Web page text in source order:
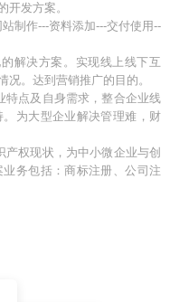
开发方案。
制作---资料添加---交付使用--
解决方案。实现线上线下互
。达到营销推广的目的。
特点及自身需求，整合企业线
。为大型企业解决管理难，财
权现状，为中小微企业与创
务包括：商标注册、公司注